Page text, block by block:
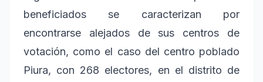
beneficiados se caracterizan por
encontrarse alejados de sus centros de
votación, como el caso del centro poblado
Piura, con 268 electores, en el distrito de